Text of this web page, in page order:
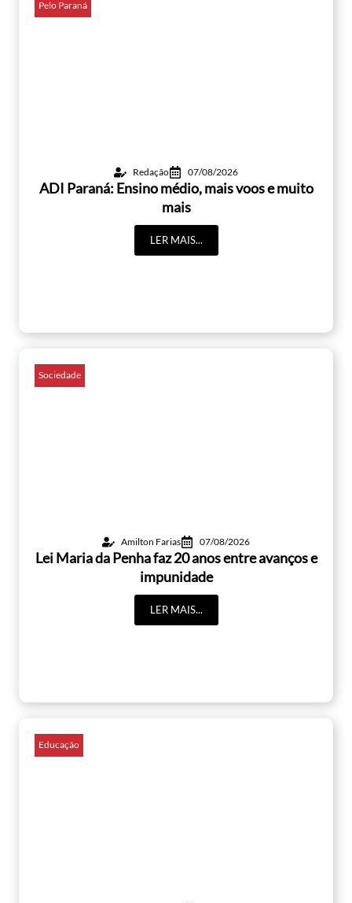
Pelo Paraná
Redação 07/08/2026
ADI Paraná: Ensino médio, mais voos e muito
mais
LER MAIS...
Sociedade
Amilton Farias 07/08/2026
Lei Maria da Penha faz 20 anos entre avanços e
impunidade
LER MAIS...
Educação